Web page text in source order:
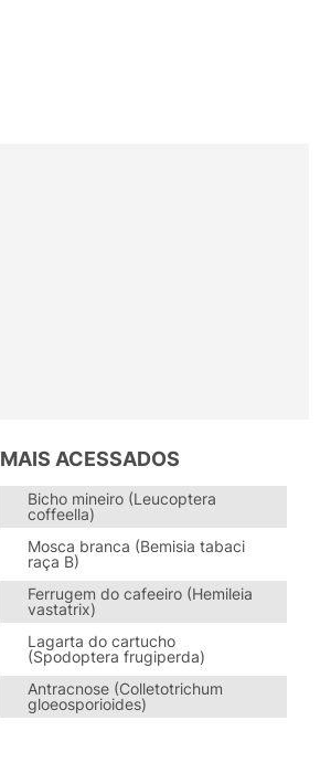
MAIS ACESSADOS
Bicho mineiro (Leucoptera
coffeella)
Mosca branca (Bemisia tabaci
raça B)
Ferrugem do cafeeiro (Hemileia
vastatrix)
Lagarta do cartucho
(Spodoptera frugiperda)
Antracnose (Colletotrichum
gloeosporioides)